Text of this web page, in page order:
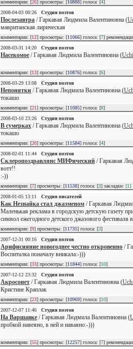
комментарии: [26] просмотры: [10888] голоса: [4]
2008-04-03 00:26
Студия поэтов
Послезавтра / Гаркавая Людмила Валентиновна (
мавританская лирическая
комментарии: [12] просмотры: [11066] голоса: [7]
2008-03-31 14:20
Студия поэтов
Насекомое / Гаркавая Людмила Валентиновна (
комментарии: [13] просмотры: [10876] голоса: [6]
2008-03-29 13:08
Студия поэтов
Непонятки / Гаркавая Людмила Валентиновна (
токашо
комментарии: [21] просмотры: [11085] голоса: [8]
2008-03-10 23:26
Студия поэтов
В сумерках / Гаркавая Людмила Валентиновна (
токашо
комментарии: [20] просмотры: [11584] голоса: [4]
2008-02-01 11:44
Студия поэтов
Склеропоздравлянс МИФический / Гаркавая
вотт!!
:-))
комментарии: [7] просмотры: [11538] голоса: [3] закладки: [1]
2008-01-05 13:11
Студия писателей
Как Незнайка стал джазменом / Гаркавая
Маленькая реклама в городскую детскую газету
символ ежегодного детского джазового фестиваля
комментарии: [9] просмотры: [11735] голоса: [3]
2007-12-31 00:16
Студия поэтов
Арифисияние новогоднее честно откровенно /
Воспиталка поначалу вникала:-)))
комментарии: [33] просмотры: [11844] голоса: [10]
2007-12-12 23:32
Студия поэтов
Акросонет / Гаркавая Людмила Валентиновна (
Кристине Краплак
комментарии: [23] просмотры: [10969] голоса: [10]
2007-12-07 11:46
Студия поэтов
На Варшавке / Гаркавая Людмила Валентиновна (
пробкой навеяно, в ней и наваяно:-)))
комментарии: [55] просмотры: [12257] голоса: [7]